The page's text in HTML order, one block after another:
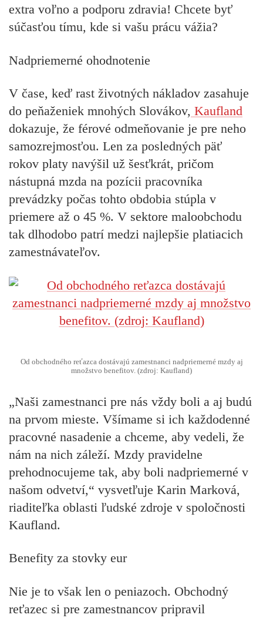
extra voľno a podporu zdravia! Chcete byť
súčasťou tímu, kde si vašu prácu vážia?
Nadpriemerné ohodnotenie
V čase, keď rast životných nákladov zasahuje
do peňaženiek mnohých Slovákov, Kaufland
dokazuje, že férové odmeňovanie je pre neho
samozrejmosťou. Len za posledných päť
rokov platy navýšil už šesťkrát, pričom
nástupná mzda na pozícii pracovníka
prevádzky počas tohto obdobia stúpla v
priemere až o 45 %. V sektore maloobchodu
tak dlhodobo patrí medzi najlepšie platiacich
zamestnávateľov.
Od obchodného reťazca dostávajú zamestnanci nadpriemerné mzdy aj
množstvo benefitov. (zdroj: Kaufland)
„Naši zamestnanci pre nás vždy boli a aj budú
na prvom mieste. Všímame si ich každodenné
pracovné nasadenie a chceme, aby vedeli, že
nám na nich záleží. Mzdy pravidelne
prehodnocujeme tak, aby boli nadpriemerné v
našom odvetví,“ vysvetľuje Karin Marková,
riaditeľka oblasti ľudské zdroje v spoločnosti
Kaufland.
Benefity za stovky eur
Nie je to však len o peniazoch. Obchodný
reťazec si pre zamestnancov pripravil